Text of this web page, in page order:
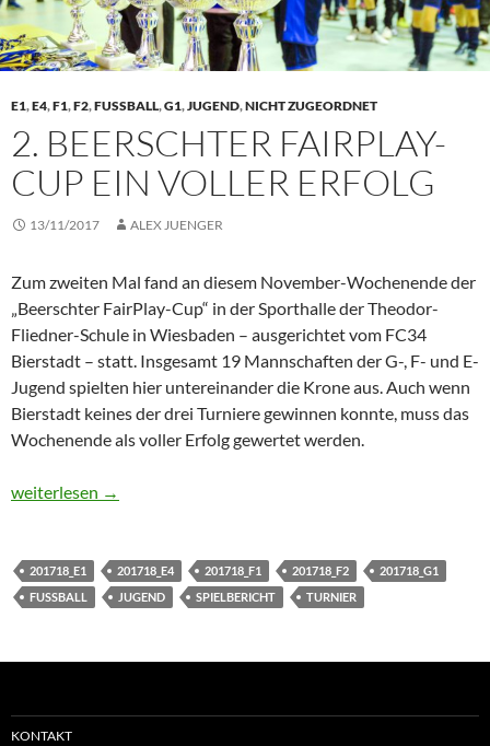
E1,E4,F1,F2,FUSSBALL,G1,JUGEND,NICHT ZUGEORDNET
2. BEERSCHTER FAIRPLAY-
CUP EIN VOLLER ERFOLG
13/11/2017 ALEX JUENGER
Zum zweiten Mal fand an diesem November-Wochenende der
„Beerschter FairPlay-Cup“ in der Sporthalle der Theodor-
Fliedner-Schule in Wiesbaden – ausgerichtet vom FC34
Bierstadt – statt. Insgesamt 19 Mannschaften der G-, F- und E-
Jugend spielten hier untereinander die Krone aus. Auch wenn
Bierstadt keines der drei Turniere gewinnen konnte, muss das
Wochenende als voller Erfolg gewertet werden.
2. Beerschter FairPlay-Cup ein voller Erfolg
weiterlesen →
201718_E1 201718_E4 201718_F1 201718_F2
201718_G1
FUSSBALL
JUGEND SPIELBERICHT TURNIER
KONTAKT